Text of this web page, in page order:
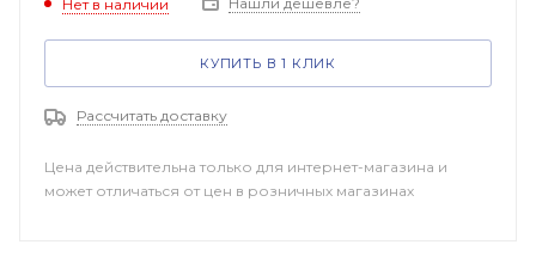
Нет в наличии
КУПИТЬ В 1 КЛИК
Рассчитать доставку
Цена действительна только для интернет-магазина и
может отличаться от цен в розничных магазинах